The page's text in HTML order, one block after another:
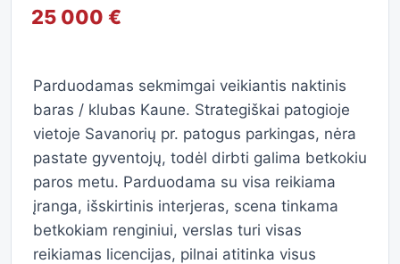
25 000 €
Parduodamas sekmimgai veikiantis naktinis
baras / klubas Kaune. Strategiškai patogioje
vietoje Savanorių pr. patogus parkingas, nėra
pastate gyventojų, todėl dirbti galima betkokiu
paros metu. Parduodama su visa reikiama
įranga, išskirtinis interjeras, scena tinkama
betkokiam renginiui, verslas turi visas
reikiamas licencijas, pilnai atitinka visus